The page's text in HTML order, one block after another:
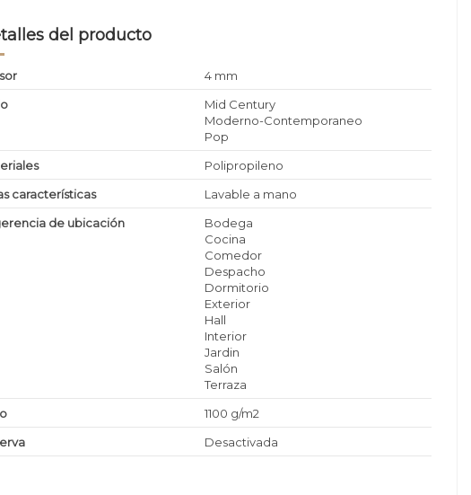
del producto
4 mm
Mid Century
Moderno-Contemporaneo
Pop
Polipropileno
características
Lavable a mano
de ubicación
Bodega
Cocina
Comedor
Despacho
Dormitorio
Exterior
Hall
Interior
Jardin
Salón
Terraza
1100 g/m2
Desactivada